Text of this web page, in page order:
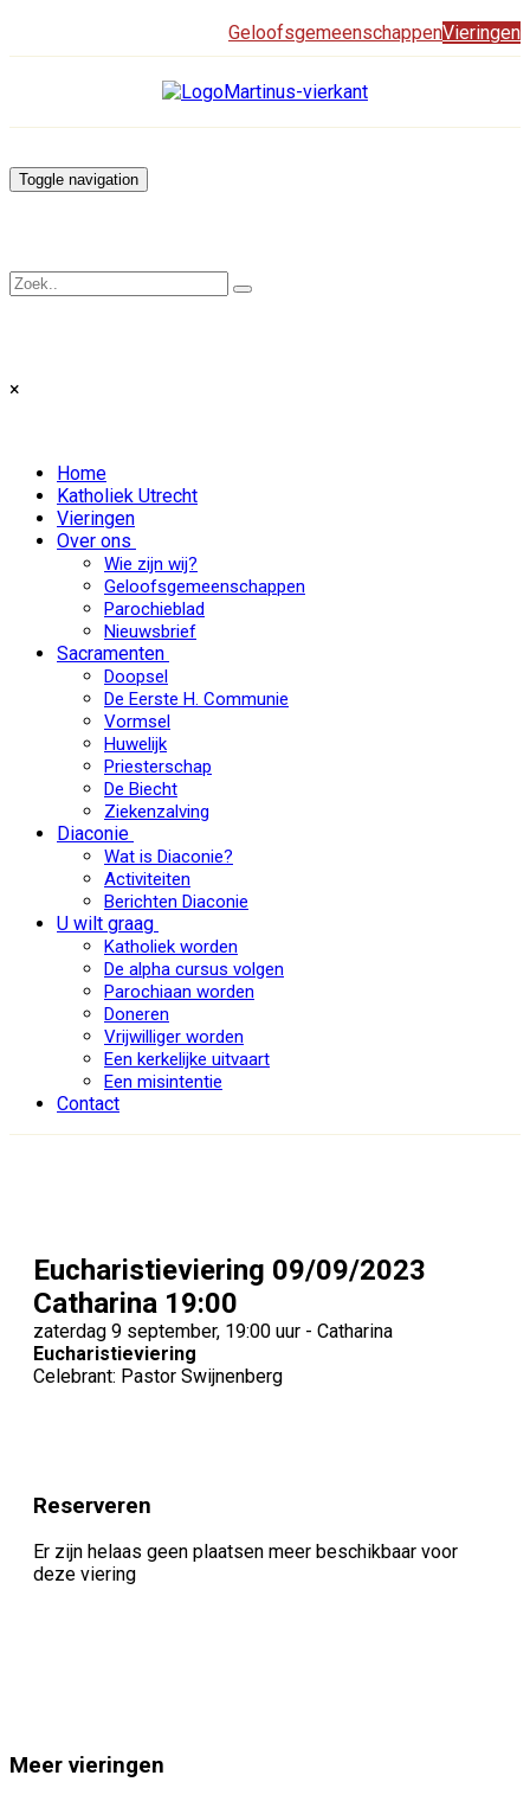
GeloofsgemeenschappenVieringen
Toggle navigation
×
Home
Katholiek Utrecht
Vieringen
Over ons
Wie zijn wij?
Geloofsgemeenschappen
Parochieblad
Nieuwsbrief
Sacramenten
Doopsel
De Eerste H. Communie
Vormsel
Huwelijk
Priesterschap
De Biecht
Ziekenzalving
Diaconie
Wat is Diaconie?
Activiteiten
Berichten Diaconie
U wilt graag
Katholiek worden
De alpha cursus volgen
Parochiaan worden
Doneren
Vrijwilliger worden
Een kerkelijke uitvaart
Een misintentie
Contact
Eucharistieviering 09/09/2023
Catharina 19:00
zaterdag 9 september, 19:00 uur - Catharina
Eucharistieviering
Celebrant: Pastor Swijnenberg
Reserveren
Er zijn helaas geen plaatsen meer beschikbaar voor
deze viering
Meer vieringen